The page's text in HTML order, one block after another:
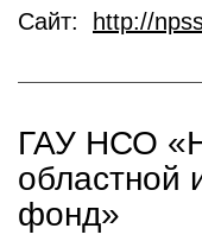
Сайт:
http://
ГАУ НСО
областной
фонд»